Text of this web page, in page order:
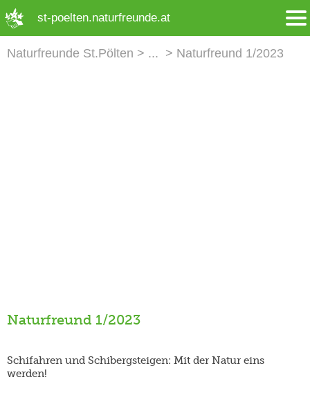
st-poelten.naturfreunde.at
Naturfreunde St.Pölten Naturfreund 1/2023
Naturfreund 1/2023
Schifahren und Schibergsteigen: Mit der Natur eins
werden!